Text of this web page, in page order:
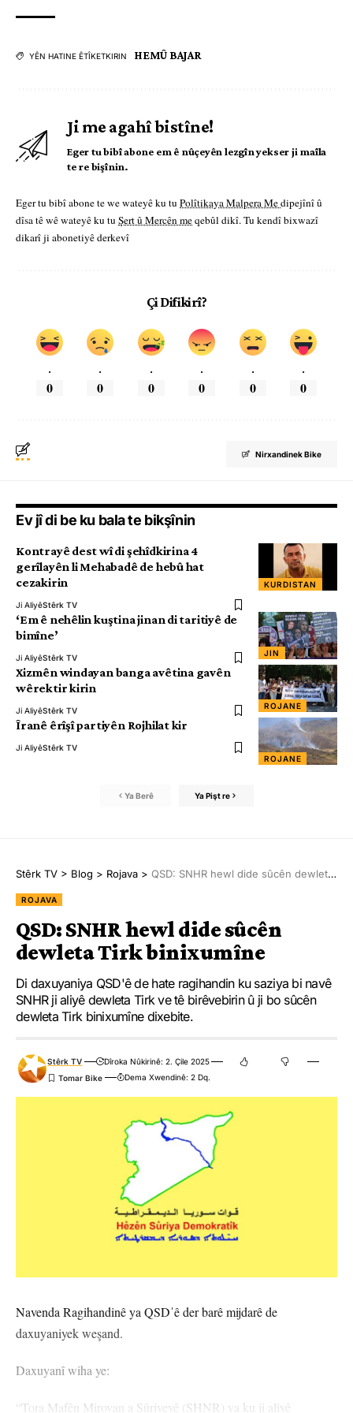
YÊN HATINE ÊTÎKETKIRIN HEMÛ BAJAR
Ji me agahî bistîne!
Eger tu bibî abone em ê nûçeyên lezgîn yekser ji maîla
te re bişînin.
Eger tu bibî abone te we wateyê ku tu Polîtikaya Malpera Medipejînî û
dîsa tê wê wateyê ku tu Şert û Mercên meqebûl dikî. Tu kendî bixwazî
dikarî ji abonetiyê derkevî
Çi Difikirî?
.
0
.
0
.
0
.
0
.
0
.
0
Nirxandinek Bike
Ev jî di be ku bala te bikşînin
KURDISTAN
Kontrayê dest wî di şehîdkirina 4
gerîlayên li Mehabadê de hebû hat
cezakirin
Ji AliyêStêrk TV
JIN
‘Em ê nehêlin kuştina jinan di taritiyê de
bimîne’
Ji AliyêStêrk TV
ROJANE
Xizmên windayan banga avêtina gavên
wêrektir kirin
Ji AliyêStêrk TV
ROJANE
Îranê êrîşî partiyên Rojhilat kir
Ji AliyêStêrk TV
Ya Berê Ya Pişt re
Stêrk TV > Blog > Rojava > QSD: SNHR hewl dide sûcên dewleta Tirk binixumîne
ROJAVA
QSD: SNHR hewl dide sûcên
dewleta Tirk binixumîne
Di daxuyaniya QSD'ê de hate ragihandin ku saziya bi navê
SNHR ji aliyê dewleta Tirk ve tê birêvebirin û ji bo sûcên
dewleta Tirk binixumîne dixebite.
Stêrk TV
Dîroka Nûkirinê: 2. Çile 2025
Dema Xwendinê: 2 Dq.
Navenda Ragihandinê ya QSDˈê der barê mijdarê de
daxuyaniyek weşand.
Daxuyanî wiha ye:
“Tora Mafên Mirovan a Sûriyeyê (SHNR) ya ku ji aliyê